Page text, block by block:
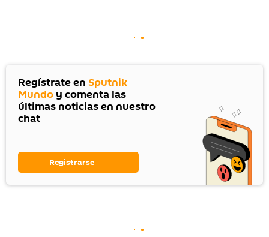
Regístrate en Sputnik
Mundo y comenta las
últimas noticias en nuestro
chat
Registrarse